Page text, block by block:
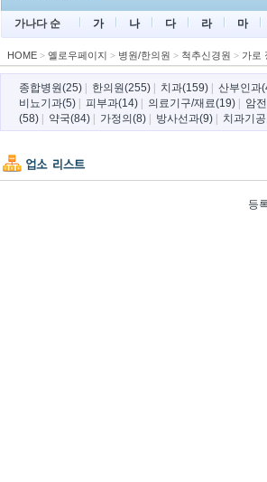
가나다 순 가 나 다 라 마
HOME > 옐로우페이지 > 병원/한의원 > 척추신경원 > 가로
종합병원(25) 한의원(255) 치과(159) 산부인과
비뇨기과(5)
피부과(14) 의료기구/재료(19) 암
(58)
약국(84) 가정의(8) 방사선과(9) 치과기
등